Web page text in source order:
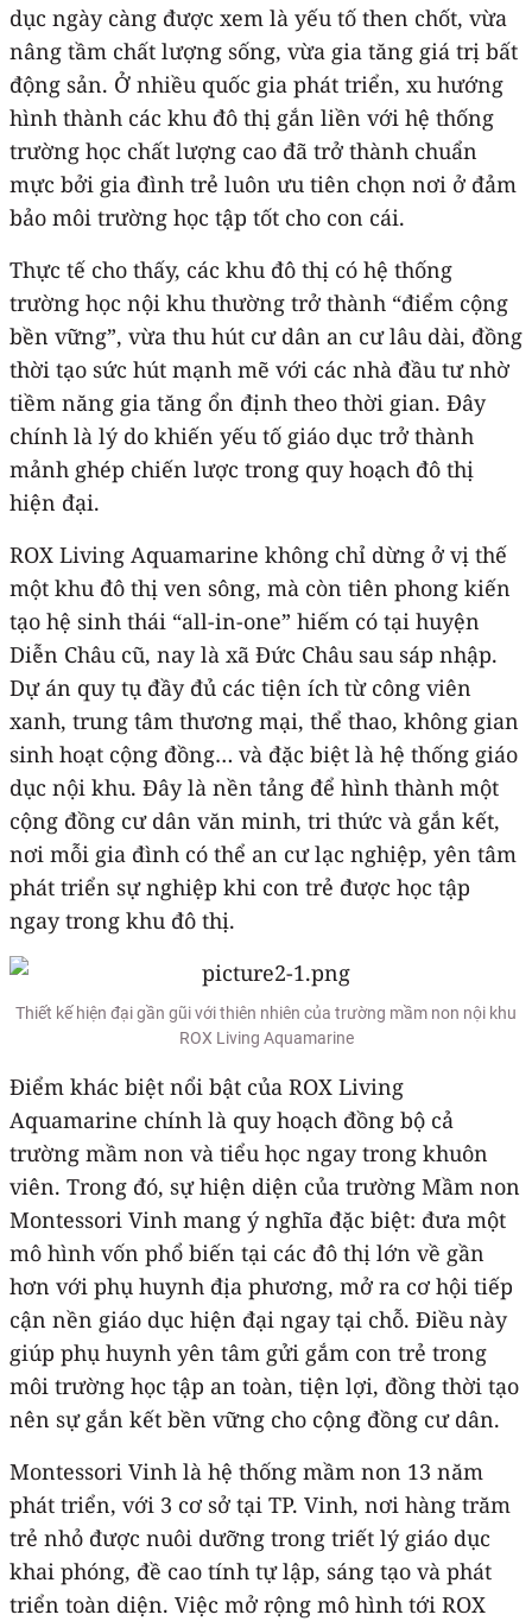
dục ngày càng được xem là yếu tố then chốt, vừa
nâng tầm chất lượng sống, vừa gia tăng giá trị bất
động sản. Ở nhiều quốc gia phát triển, xu hướng
hình thành các khu đô thị gắn liền với hệ thống
trường học chất lượng cao đã trở thành chuẩn
mực bởi gia đình trẻ luôn ưu tiên chọn nơi ở đảm
bảo môi trường học tập tốt cho con cái.
Thực tế cho thấy, các khu đô thị có hệ thống
trường học nội khu thường trở thành “điểm cộng
bền vững”, vừa thu hút cư dân an cư lâu dài, đồng
thời tạo sức hút mạnh mẽ với các nhà đầu tư nhờ
tiềm năng gia tăng ổn định theo thời gian. Đây
chính là lý do khiến yếu tố giáo dục trở thành
mảnh ghép chiến lược trong quy hoạch đô thị
hiện đại.
ROX Living Aquamarine không chỉ dừng ở vị thế
một khu đô thị ven sông, mà còn tiên phong kiến
tạo hệ sinh thái “all-in-one” hiếm có tại huyện
Diễn Châu cũ, nay là xã Đức Châu sau sáp nhập.
Dự án quy tụ đầy đủ các tiện ích từ công viên
xanh, trung tâm thương mại, thể thao, không gian
sinh hoạt cộng đồng… và đặc biệt là hệ thống giáo
dục nội khu. Đây là nền tảng để hình thành một
cộng đồng cư dân văn minh, tri thức và gắn kết,
nơi mỗi gia đình có thể an cư lạc nghiệp, yên tâm
phát triển sự nghiệp khi con trẻ được học tập
ngay trong khu đô thị.
Thiết kế hiện đại gần gũi với thiên nhiên của trường mầm non nội khu
ROX Living Aquamarine
Điểm khác biệt nổi bật của ROX Living
Aquamarine chính là quy hoạch đồng bộ cả
trường mầm non và tiểu học ngay trong khuôn
viên. Trong đó, sự hiện diện của trường Mầm non
Montessori Vinh mang ý nghĩa đặc biệt: đưa một
mô hình vốn phổ biến tại các đô thị lớn về gần
hơn với phụ huynh địa phương, mở ra cơ hội tiếp
cận nền giáo dục hiện đại ngay tại chỗ. Điều này
giúp phụ huynh yên tâm gửi gắm con trẻ trong
môi trường học tập an toàn, tiện lợi, đồng thời tạo
nên sự gắn kết bền vững cho cộng đồng cư dân.
Montessori Vinh là hệ thống mầm non 13 năm
phát triển, với 3 cơ sở tại TP. Vinh, nơi hàng trăm
trẻ nhỏ được nuôi dưỡng trong triết lý giáo dục
khai phóng, đề cao tính tự lập, sáng tạo và phát
triển toàn diện. Việc mở rộng mô hình tới ROX